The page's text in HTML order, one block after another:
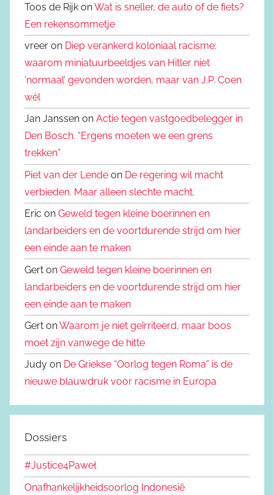
Toos de Rijk onWat is sneller, de auto of de fiets?
Een rekensommetje
vreer on Diep verankerd koloniaal racisme:
waarom miniatuurbeeldjes van Hitler niet
‘normaal’ gevonden worden, maar van J.P. Coen
wèl
Jan Janssen on Actie tegen vastgoedbelegger in
Den Bosch. “Ergens moeten we een grens
trekken”
Piet van der Lende on De regering wil macht
verbieden. Maar alleen slechte macht.
Eric on Geweld tegen kleine boerinnen en
landarbeiders en de voortdurende strijd om hier
een einde aan te maken
Gert on Geweld tegen kleine boerinnen en
landarbeiders en de voortdurende strijd om hier
een einde aan te maken
Gert onWaarom je niet geïrriteerd, maar boos
moet zijn vanwege de hitte
Judy on De Griekse “Oorlog tegen Roma” is de
nieuwe blauwdruk voor racisme in Europa
Dossiers
#Justice4Paweł
Onafhankelijkheidsoorlog Indonesië